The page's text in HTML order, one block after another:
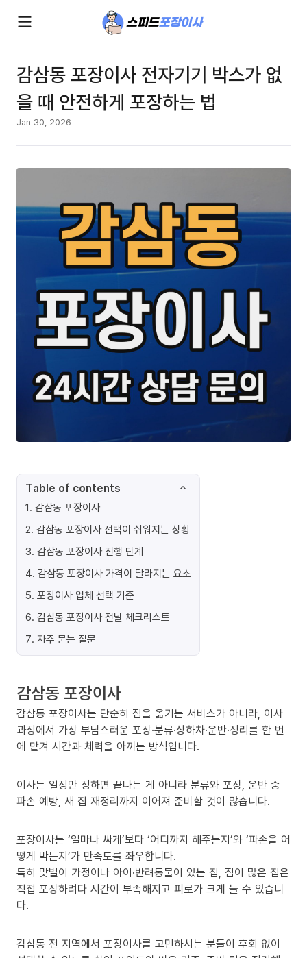
감삼동 포장이사 전자기기 박스가 없
을 때 안전하게 포장하는 법
Jan 30, 2026
Table of contents
1. 감삼동 포장이사
2. 감삼동 포장이사 선택이 쉬워지는 상황
3. 감삼동 포장이사 진행 단계
4. 감삼동 포장이사 가격이 달라지는 요소
5. 포장이사 업체 선택 기준
6. 감삼동 포장이사 전날 체크리스트
7. 자주 묻는 질문
감삼동 포장이사
감삼동 포장이사는 단순히 짐을 옮기는 서비스가 아니라, 이사
과정에서 가장 부담스러운 포장·분류·상하차·운반·정리를 한 번
에 맡겨 시간과 체력을 아끼는 방식입니다.
이사는 일정만 정하면 끝나는 게 아니라 분류와 포장, 운반 중
파손 예방, 새 집 재정리까지 이어져 준비할 것이 많습니다.
포장이사는 ‘얼마나 싸게’보다 ‘어디까지 해주는지’와 ‘파손을 어
떻게 막는지’가 만족도를 좌우합니다.
특히 맞벌이 가정이나 아이·반려동물이 있는 집, 짐이 많은 집은
직접 포장하려다 시간이 부족해지고 피로가 크게 늘 수 있습니
다.
감삼동 전 지역에서 포장이사를 고민하시는 분들이 후회 없이